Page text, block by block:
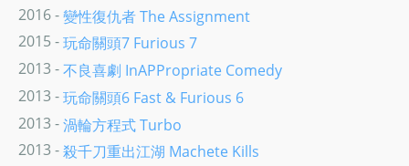
2016 -變性復仇者 The Assignment
2015 -玩命關頭7 Furious 7
2013 -不良喜劇 InAPPropriate Comedy
2013 -玩命關頭6 Fast & Furious 6
2013 -渦輪方程式 Turbo
2013 -殺千刀重出江湖 Machete Kills